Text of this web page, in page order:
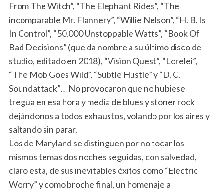
From The Witch”, “The Elephant Rides”, “The
incomparable Mr. Flannery”, “Willie Nelson”, “H. B. Is
In Control”, “50.000 Unstoppable Watts”, “Book Of
Bad Decisions” (que da nombre a su último disco de
studio, editado en 2018), “Vision Quest”, “Lorelei”,
“The Mob Goes Wild”, “Subtle Hustle” y “D. C.
Soundattack”… No provocaron que no hubiese
tregua en esa hora y media de blues y stoner rock
dejándonos a todos exhaustos, volando por los aires y
saltando sin parar.
Los de Maryland se distinguen por no tocar los
mismos temas dos noches seguidas, con salvedad,
claro está, de sus inevitables éxitos como “Electric
Worry” y como broche final, un homenaje a